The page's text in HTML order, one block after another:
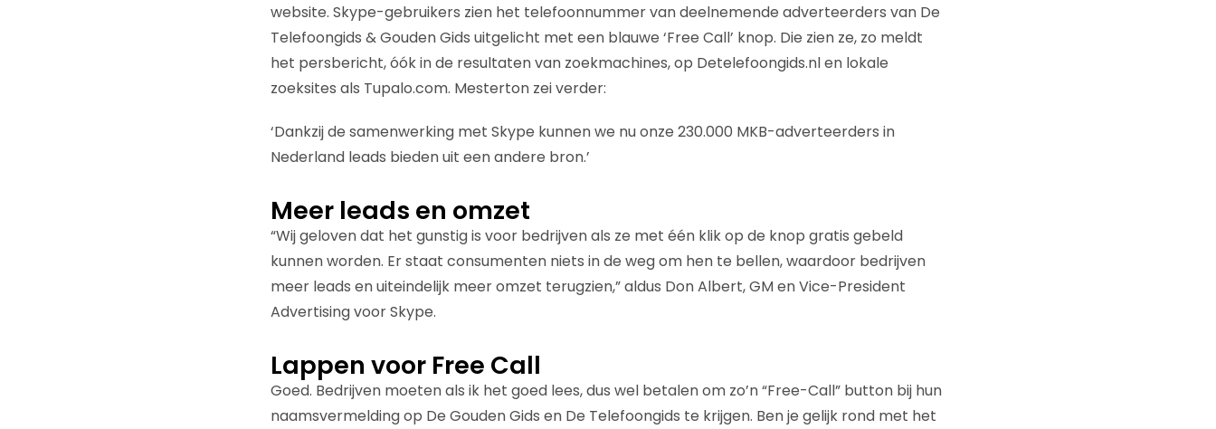
website. Skype-gebruikers zien het telefoonnummer van deelnemende adverteerders van De
Telefoongids & Gouden Gids uitgelicht met een blauwe ‘Free Call’ knop. Die zien ze, zo meldt
het persbericht, óók in de resultaten van zoekmachines, op Detelefoongids.nl en lokale
zoeksites als Tupalo.com. Mesterton zei verder:
‘Dankzij de samenwerking met Skype kunnen we nu onze 230.000 MKB-adverteerders in
Nederland leads bieden uit een andere bron.’
Meer leads en omzet
“Wij geloven dat het gunstig is voor bedrijven als ze met één klik op de knop gratis gebeld
kunnen worden. Er staat consumenten niets in de weg om hen te bellen, waardoor bedrijven
meer leads en uiteindelijk meer omzet terugzien,” aldus Don Albert, GM en Vice-President
Advertising voor Skype.
Lappen voor Free Call
Goed. Bedrijven moeten als ik het goed lees, dus wel betalen om zo’n “Free-Call” button bij hun
naamsvermelding op De Gouden Gids en De Telefoongids te krijgen. Ben je gelijk rond met het